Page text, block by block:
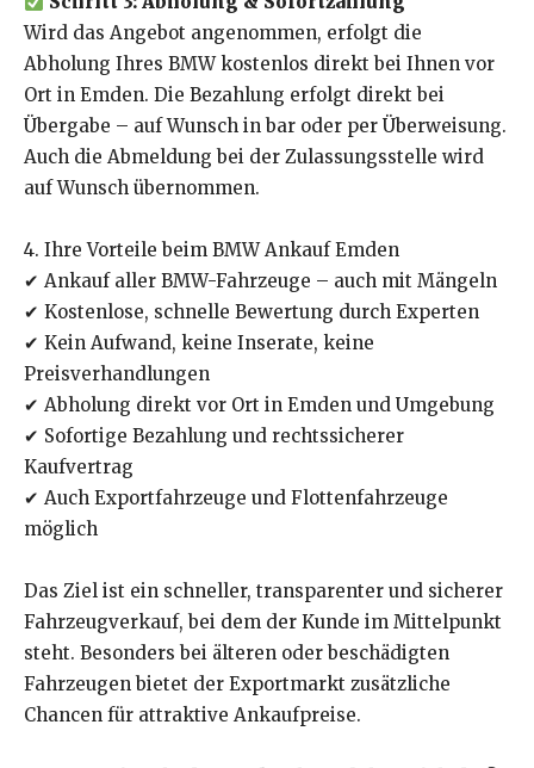
Wird das Angebot angenommen, erfolgt die
Abholung Ihres BMW kostenlos direkt bei Ihnen vor
Ort in Emden. Die Bezahlung erfolgt direkt bei
Übergabe – auf Wunsch in bar oder per Überweisung.
Auch die Abmeldung bei der Zulassungsstelle wird
auf Wunsch übernommen.
4. Ihre Vorteile beim BMW Ankauf Emden
✔ Ankauf aller BMW-Fahrzeuge – auch mit Mängeln
✔ Kostenlose, schnelle Bewertung durch Experten
✔ Kein Aufwand, keine Inserate, keine
Preisverhandlungen
✔ Abholung direkt vor Ort in Emden und Umgebung
✔ Sofortige Bezahlung und rechtssicherer
Kaufvertrag
✔ Auch Exportfahrzeuge und Flottenfahrzeuge
möglich
Das Ziel ist ein schneller, transparenter und sicherer
Fahrzeugverkauf, bei dem der Kunde im Mittelpunkt
steht. Besonders bei älteren oder beschädigten
Fahrzeugen bietet der Exportmarkt zusätzliche
Chancen für attraktive Ankaufpreise.